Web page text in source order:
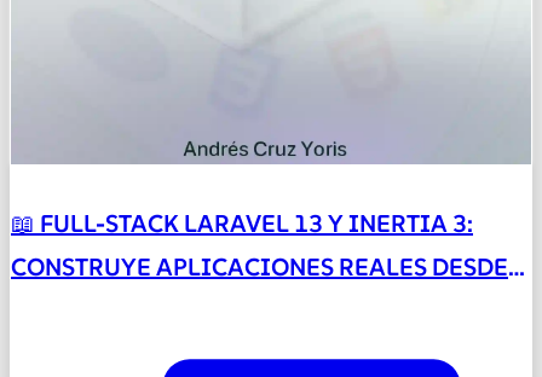
📖 FULL-STACK LARAVEL 13 Y INERTIA 3:
CONSTRUYE APLICACIONES REALES DESDE